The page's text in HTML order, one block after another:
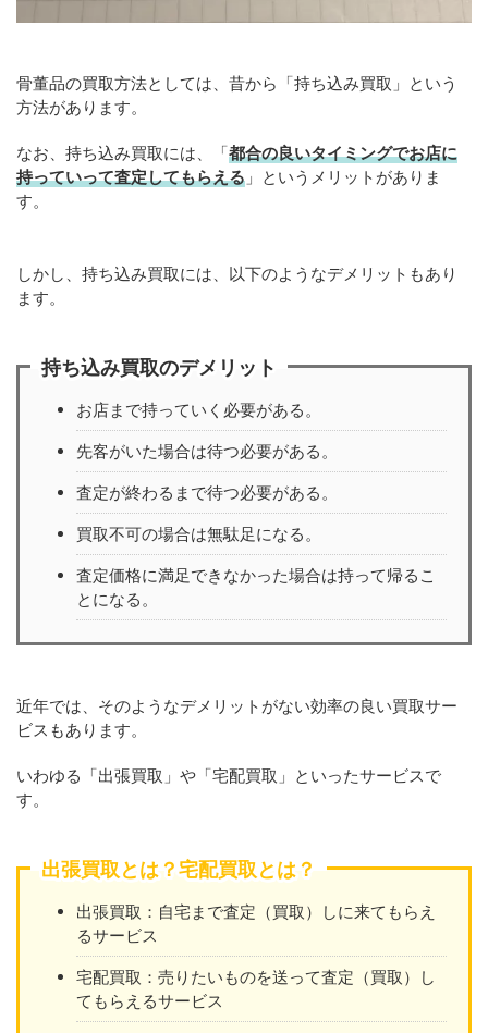
骨董品の買取方法としては、昔から「持ち込み買取」という
方法があります。
なお、持ち込み買取には、「都合の良いタイミングでお店に
持っていって査定してもらえる 」というメリットがありま
す。
しかし、持ち込み買取には、以下のようなデメリットもあり
ます。
持ち込み買取のデメリット
お店まで持っていく必要がある。
先客がいた場合は待つ必要がある。
査定が終わるまで待つ必要がある。
買取不可の場合は無駄足になる。
査定価格に満足できなかった場合は持って帰るこ
とになる。
近年では、そのようなデメリットがない効率の良い買取サー
ビスもあります。
いわゆる「出張買取」や「宅配買取」といったサービスで
す。
出張買取とは？宅配買取とは？
出張買取：自宅まで査定（買取）しに来てもらえ
るサービス
宅配買取：売りたいものを送って査定（買取）し
てもらえるサービス